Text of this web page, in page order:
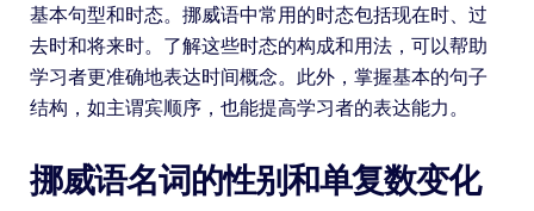
基本句型和时态。挪威语中常用的时态包括现在时、过
去时和将来时。了解这些时态的构成和用法，可以帮助
学习者更准确地表达时间概念。此外，掌握基本的句子
结构，如主谓宾顺序，也能提高学习者的表达能力。
挪威语名词的性别和单复数变化